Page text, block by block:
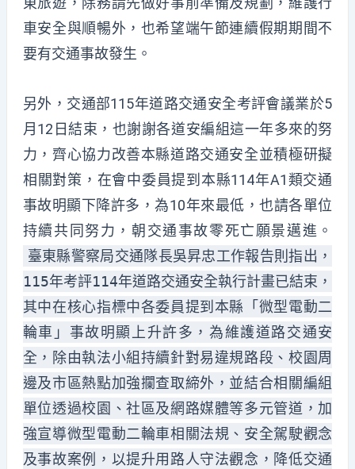
車安全與順暢外，也希望端午節連續假期期間不
要有交通事故發生。
另外，交通部115年道路交通安全考評會議業於5
月12日結束，也謝謝各道安編組這一年多來的努
力，齊心協力改善本縣道路交通安全並積極研擬
相關對策，在會中委員提到本縣114年A1類交通
事故明顯下降許多，為10年來最低，也請各單位
持續共同努力，朝交通事故零死亡願景邁進。
臺東縣警察局交通隊長吳昇忠工作報告則指出，
115年考評114年道路交通安全執行計畫已結束，
其中在核心指標中各委員提到本縣「微型電動二
輪車」事故明顯上升許多，為維護道路交通安
全，除由執法小組持續針對易違規路段、校園周
邊及市區熱點加強攔查取締外，並結合相關編組
單位透過校園、社區及網路媒體等多元管道，加
強宣導微型電動二輪車相關法規、安全駕駛觀念
及事故案例，以提升用路人守法觀念，降低交通